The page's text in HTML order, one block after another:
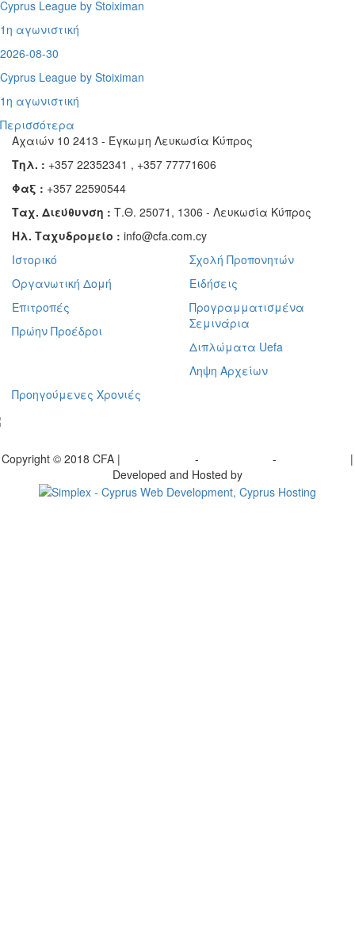
Cyprus League by Stoiximan
1η αγωνιστική
2026-08-30
Cyprus League by Stoiximan
1η αγωνιστική
Περισσότερα
Αχαιών 10 2413 - Έγκωμη Λευκωσία Κύπρος
Τηλ. : +357 22352341 , +357 77771606
Φαξ : +357 22590544
Ταχ. Διεύθυνση : Τ.Θ. 25071, 1306 - Λευκωσία Κύπρος
Ηλ. Ταχυδρομείο : info@cfa.com.cy
Ιστορικό
Οργανωτική Δομή
Επιτροπές
Πρώην Προέδροι
Σχολή Προπονητών
Ειδήσεις
Προγραμματισμένα
Σεμινάρια
Διπλώματα Uefa
Ληψη Αρχείων
Προηγούμενες Χρονιές
Copyright © 2018 CFA | - -
|
Developed and Hosted by